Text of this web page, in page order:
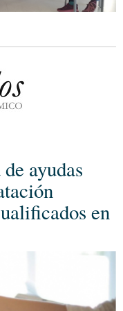
ayudas
en